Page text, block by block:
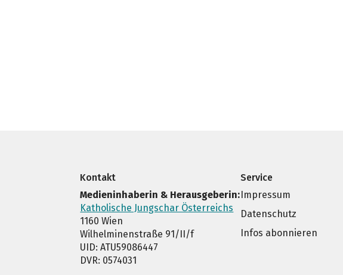
Kontakt
Medieninhaberin & Herausgeberin:
Katholische Jungschar Österreichs
1160 Wien
Wilhelminenstraße 91/II/f
UID: ATU59086447
DVR: 0574031
Service
Impressum
Datenschutz
Infos abonnieren